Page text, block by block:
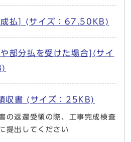
成払] (サイズ：67.50KB)
部分払を受けた場合](サイ
収書 (サイズ：25KB)
の返還受領の際、工事完成検査
提出してください